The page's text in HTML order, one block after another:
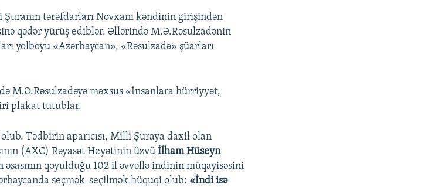
Şuranın tərəfdarları Novxanı kəndinin girişindən
qədər yürüş ediblər. Əllərində M.Ə.Rəsulzadənin
yolboyu «Azərbaycan», «Rəsulzadə» şüarları
M.Ə.Rəsulzadəyə məxsus «İnsanlara hürriyyət,
plakat tutublar.
Tədbirin aparıcısı, Milli Şuraya daxil olan
(AXC) Rəyasət Heyətinin üzvüİlham Hüseyn
qoyulduğu 102 il əvvəllə indinin müqayisəsini
seçmək-seçilmək hüquqi olub: «İndi isə